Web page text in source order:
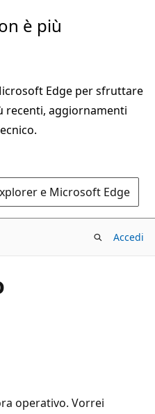
è più
Edge per sfruttare
recenti, aggiornamenti
e Microsoft Edge
Accedi
operativo. Vorrei